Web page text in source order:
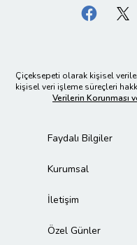
Çiçeksepeti olarak kişisel
kişisel veri işleme süreçleri
Verilerin Korunması
Faydalı Bilgiler
Kurumsal
İletişim
Özel Günler